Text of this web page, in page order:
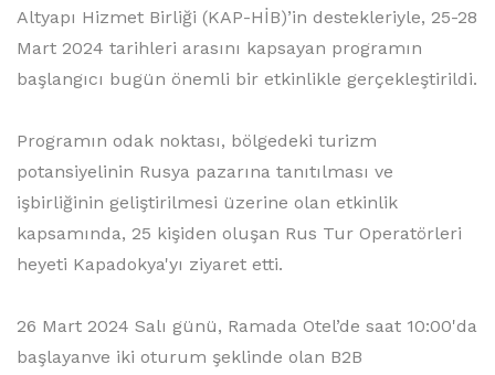
Altyapı Hizmet Birliği (KAP-HİB)’in destekleriyle, 25-28
Mart 2024 tarihleri arasını kapsayan programın
başlangıcı bugün önemli bir etkinlikle gerçekleştirildi.
Programın odak noktası, bölgedeki turizm
potansiyelinin Rusya pazarına tanıtılması ve
işbirliğinin geliştirilmesi üzerine olan etkinlik
kapsamında, 25 kişiden oluşan Rus Tur Operatörleri
heyeti Kapadokya'yı ziyaret etti.
26 Mart 2024 Salı günü, Ramada Otel’de saat 10:00'da
başlayanve iki oturum şeklinde olan B2B